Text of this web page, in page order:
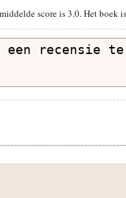
score is3.0. Het boek